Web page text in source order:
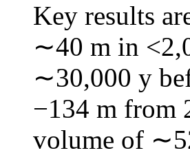
Key results
∼40 m in
∼30,000 y
−134 m from
volume of